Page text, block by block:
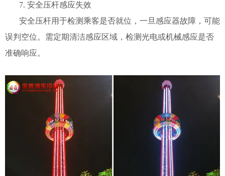
7. 安全压杆感应失效
安全压杆用于检测乘客是否就位，一旦感应器故障，可能
误判空位。需定期清洁感应区域，检测光电或机械感应是否
准确响应。